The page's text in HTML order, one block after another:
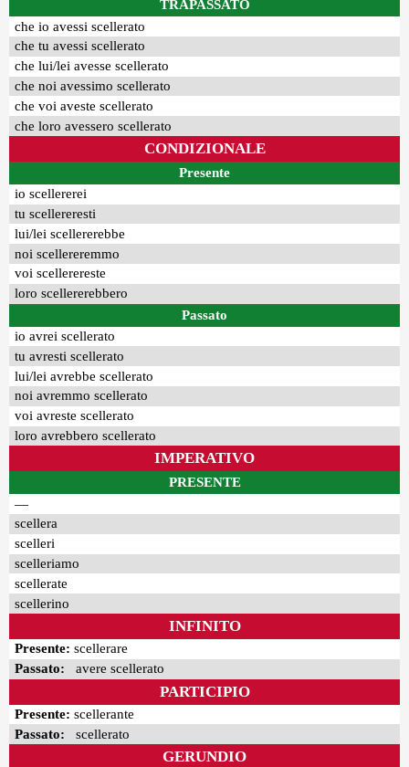
TRAPASSATO
che io avessi scellerato
che tu avessi scellerato
che lui/lei avesse scellerato
che noi avessimo scellerato
che voi aveste scellerato
che loro avessero scellerato
CONDIZIONALE
Presente
io scellererei
tu scellereresti
lui/lei scellererebbe
noi scellereremmo
voi scellerereste
loro scellererebbero
Passato
io avrei scellerato
tu avresti scellerato
lui/lei avrebbe scellerato
noi avremmo scellerato
voi avreste scellerato
loro avrebbero scellerato
IMPERATIVO
PRESENTE
—
scellera
scelleri
scelleriamo
scellerate
scellerino
INFINITO
Presente: scellerare
Passato: avere scellerato
PARTICIPIO
Presente: scellerante
Passato: scellerato
GERUNDIO